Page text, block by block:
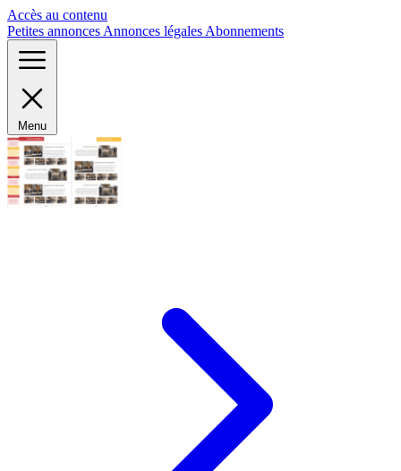
Accès au contenu
Petites annonces Annonces légales Abonnements
Menu
Panneau de gestion des cookies